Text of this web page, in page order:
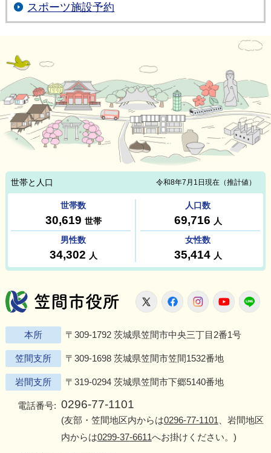
スポーツ施設予約
笠間市役所
X FacebookInstagram
本所 〒309-1792 茨城県笠間市中央三丁目2番1号
笠間支所 〒309-1698 茨城県笠間市笠間1532番地
岩間支所 〒319-0294 茨城県笠間市下郷5140番地
電話番号: 0296-77-1101
(友部・笠間地区内からは0296-77-1101 、岩間地区
内からは0299-37-6611へお掛けください。)